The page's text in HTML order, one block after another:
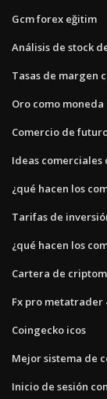
Gcm forex eğitim
Análisis de stock
Tasas de margen
Oro como
Comercio de
Ideas comerciales
¿qué hacen los
Tarifas de
¿qué hacen los
Cartera de
Fx pro metatrader
Coingecko icos
Mejor sistema de
Inicio de sesión